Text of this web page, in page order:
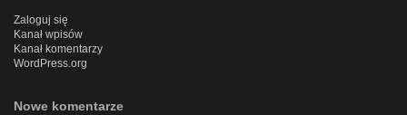
Zaloguj się
Kanał wpisów
Kanał komentarzy
WordPress.org
Nowe komentarze